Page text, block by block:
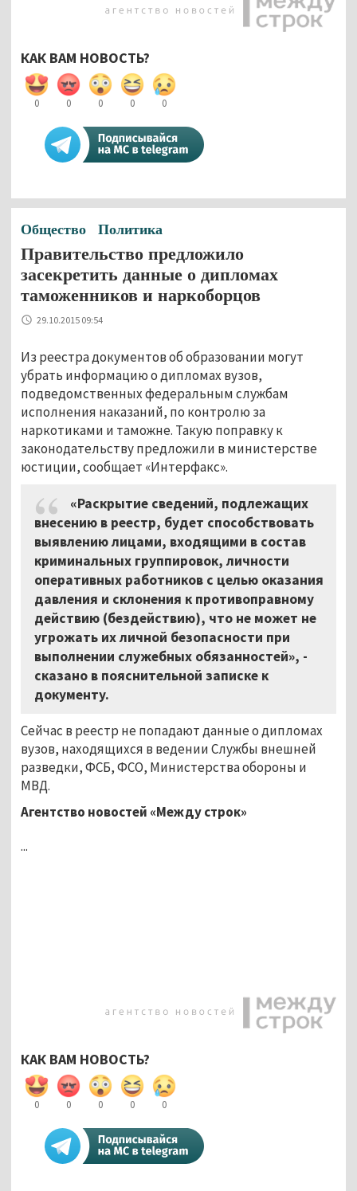
КАК ВАМ НОВОСТЬ?
0 0 0 0 0
Общество Политика
Правительство предложило
засекретить данные о дипломах
таможенников и наркоборцов
29.10.2015 09:54
Из реестра документов об образовании могут
убрать информацию о дипломах вузов,
подведомственных федеральным службам
исполнения наказаний, по контролю за
наркотиками и таможне. Такую поправку к
законодательству предложили в министерстве
юстиции, сообщает «Интерфакс».
«Раскрытие сведений, подлежащих
внесению в реестр, будет способствовать
выявлению лицами, входящими в состав
криминальных группировок, личности
оперативных работников с целью оказания
давления и склонения к противоправному
действию (бездействию), что не может не
угрожать их личной безопасности при
выполнении служебных обязанностей», -
сказано в пояснительной записке к
документу.
Сейчас в реестр не попадают данные о дипломах
вузов, находящихся в ведении Службы внешней
разведки, ФСБ, ФСО, Министерства обороны и
МВД.
Агентство новостей «Между строк»
...
КАК ВАМ НОВОСТЬ?
0 0 0 0 0